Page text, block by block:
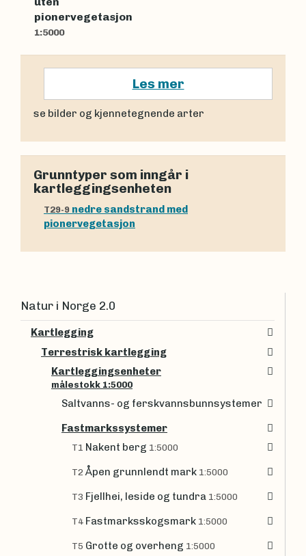
pionervegetasjon
1:5000
Les mer
se bilder og kjennetegnende arter
Grunntyper som inngår i
kartleggingsenheten
T29-9 nedre sandstrand med
pionervegetasjon
Natur i Norge 2.0
Kartlegging
Terrestrisk kartlegging
Kartleggingsenheter
målestokk 1:5000
Saltvanns- og ferskvannsbunnsystemer
Fastmarkssystemer
T1 Nakent berg 1:5000
T2Åpen grunnlendt mark 1:5000
T3 Fjellhei, leside og tundra 1:5000
T4 Fastmarksskogsmark 1:5000
T5 Grotte og overheng 1:5000